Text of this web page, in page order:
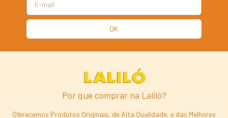
Por que comprar na Laliló?
Oferecemos Produtos Originais, de Alta Qualidade, e das Melhores